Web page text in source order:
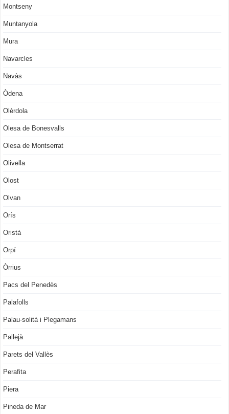
Montseny
Muntanyola
Mura
Navarcles
Navàs
Òdena
Olèrdola
Olesa de Bonesvalls
Olesa de Montserrat
Olivella
Olost
Olvan
Orís
Oristà
Orpí
Òrrius
Pacs del Penedès
Palafolls
Palau-solità i Plegamans
Pallejà
Parets del Vallès
Perafita
Piera
Pineda de Mar